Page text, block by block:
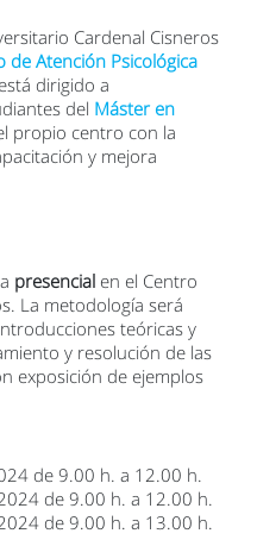
Cardenal Cisneros
de Atención Psicológica
dirigido a
del Máster en
propio centro con la
y mejora
presencial en el Centro
La metodología será
teóricas y
y resolución de las
exposición de ejemplos
de 9.00 h. a 12.00 h.
de 9.00 h. a 12.00 h.
de 9.00 h. a 13.00 h.